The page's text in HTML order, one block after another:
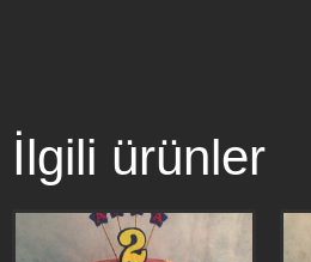
İlgili ürünler